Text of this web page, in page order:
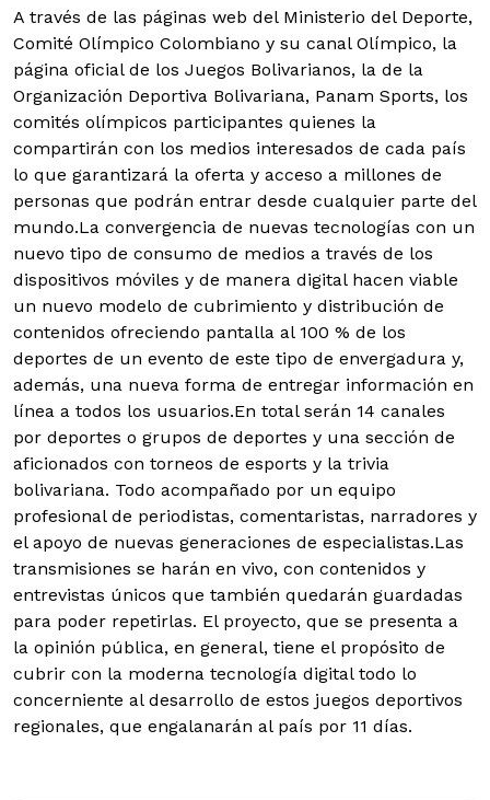
A través de las páginas web del Ministerio del Deporte,
Comité Olímpico Colombiano y su canal Olímpico, la
página oficial de los Juegos Bolivarianos, la de la
Organización Deportiva Bolivariana, Panam Sports, los
comités olímpicos participantes quienes la
compartirán con los medios interesados de cada país
lo que garantizará la oferta y acceso a millones de
personas que podrán entrar desde cualquier parte del
mundo.La convergencia de nuevas tecnologías con un
nuevo tipo de consumo de medios a través de los
dispositivos móviles y de manera digital hacen viable
un nuevo modelo de cubrimiento y distribución de
contenidos ofreciendo pantalla al 100 % de los
deportes de un evento de este tipo de envergadura y,
además, una nueva forma de entregar información en
línea a todos los usuarios.En total serán 14 canales
por deportes o grupos de deportes y una sección de
aficionados con torneos de esports y la trivia
bolivariana. Todo acompañado por un equipo
profesional de periodistas, comentaristas, narradores y
el apoyo de nuevas generaciones de especialistas.Las
transmisiones se harán en vivo, con contenidos y
entrevistas únicos que también quedarán guardadas
para poder repetirlas. El proyecto, que se presenta a
la opinión pública, en general, tiene el propósito de
cubrir con la moderna tecnología digital todo lo
concerniente al desarrollo de estos juegos deportivos
regionales, que engalanarán al país por 11 días.